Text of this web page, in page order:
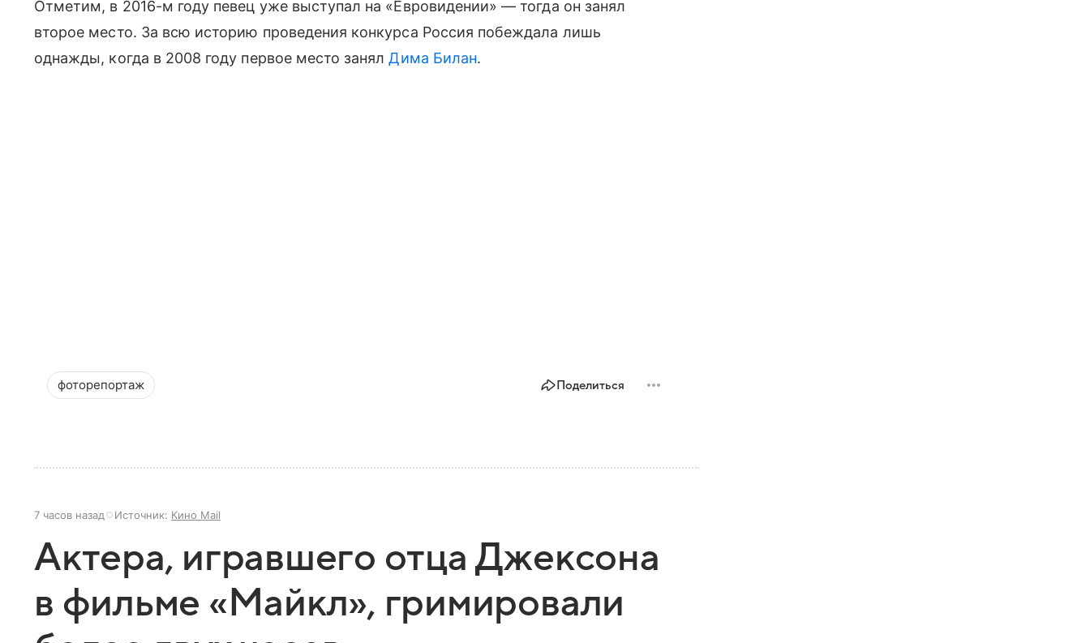
Отметим, в 2016-м году певец уже выступал на «Евровидении» — тогда он занял
второе место. За всю историю проведения конкурса Россия побеждала лишь
однажды, когда в 2008 году первое место занялДима Билан.
фоторепортаж Поделиться
7 часов назад Источник: Кино Mail
Актера, игравшего отца Джексона
в фильме «Майкл», гримировали